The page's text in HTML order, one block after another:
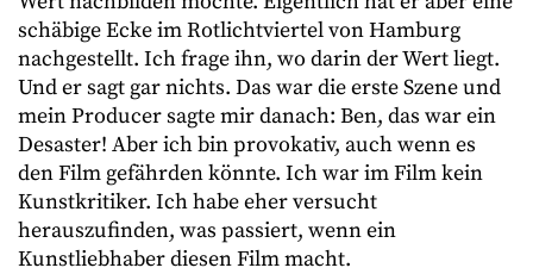
schäbige Ecke im Rotlichtviertel von Hamburg
nachgestellt. Ich frage ihn, wo darin der Wert liegt.
Und er sagt gar nichts. Das war die erste Szene und
mein Producer sagte mir danach: Ben, das war ein
Desaster! Aber ich bin provokativ, auch wenn es
den Film gefährden könnte. Ich war im Film kein
Kunstkritiker. Ich habe eher versucht
herauszufinden, was passiert, wenn ein
Kunstliebhaber diesen Film macht.